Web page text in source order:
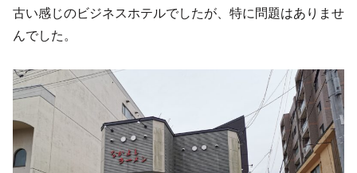
古い感じのビジネスホテルでしたが、特に問題はありませ
んでした。